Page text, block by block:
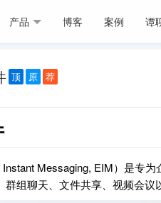
产品 博客 案例 谭
顶 原 荐
Instant Messaging, EIM）是专
组聊天、文件共享、视频会